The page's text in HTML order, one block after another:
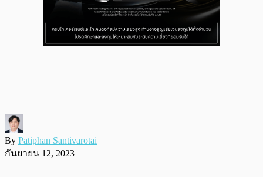
By Patiphan Santivarotai
กันยายน 12, 2023